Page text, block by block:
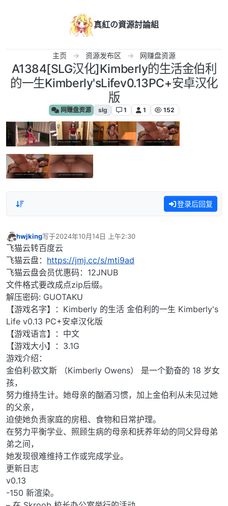
真紅の資源討論組
主页 资源发布区 网赚盘资源
A1384[SLG汉化]Kimberly的生活金伯利
的一生Kimberly'sLifev0.13PC+安卓汉化
版
网赚盘资源 slg 1 1 152
登录后回复
离线
hwjking写于2024年10月14日 上午2:30
最后由 编辑
飞猫云转百度云
飞猫云盘： https://jmj.cc/s/mti9ad
飞猫云盘会员优惠码：12JNUB
文件格式要改成点zip后缀。
解压密码: GUOTAKU
【游戏名字】：Kimberly 的生活 金伯利的一生 Kimberly's
Life v0.13 PC+安卓汉化版
【游戏语言】：中文
【游戏大小】：3.1G
游戏介绍：
金伯利·欧文斯 （Kimberly Owens） 是一个勤奋的 18 岁女
孩，
努力维持生计。她母亲的酗酒习惯，加上金伯利从未见过她
的父亲，
迫使她负责家庭的房租、食物和日常护理。
在努力平衡学业、照顾生病的母亲和抚养年幼的同父异母弟
弟之间，
她发现很难维持工作或完成学业。
更新日志
v0.13
-150 新渲染。